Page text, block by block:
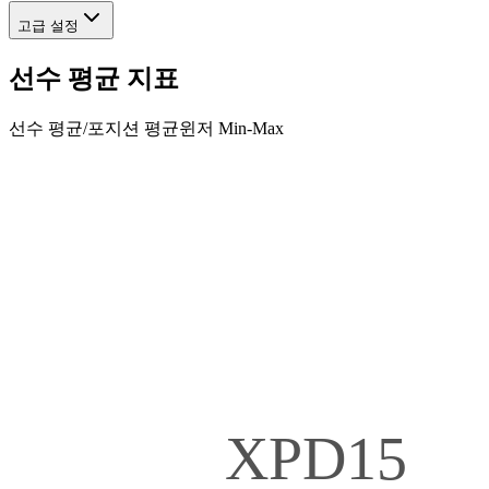
고급 설정
선수 평균 지표
선수 평균/포지션 평균윈저 Min-Max
XPD15